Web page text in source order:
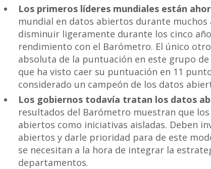
Los primeros líderes mundiales están
mundial en datos abiertos durante
disminuir ligeramente durante los cinco
rendimiento con el Barómetro. El único
absoluta de la puntuación en este grupo
que ha visto caer su puntuación en 11
considerado un campeón de los datos
Los gobiernos todavía tratan los datos
resultados del Barómetro muestran que
abiertos como iniciativas aisladas. Deben
abiertos y darle prioridad para de este
se necesitan a la hora de integrar la
departamentos.